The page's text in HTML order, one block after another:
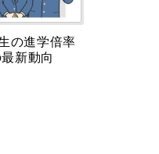
の進学倍率
新動向